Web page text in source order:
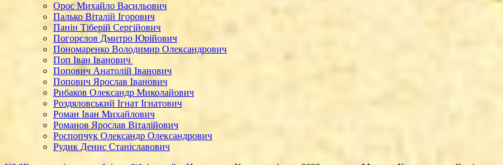
Орос Михайло Васильович
Палько Віталій Ігорович
Панін Тіберій Сергійович
Погорєлов Дмитро Юрійович
Пономаренко Володимир Олександрович
Поп Іван Іванович
Попович Анатолій Іванович
Попович Ярослав Іванович
Рибаков Олександр Миколайович
Роздяловський Ігнат Ігнатович
Роман Іван Михайлович
Романов Ярослав Віталійович
Роспопчук Олександр Олександрович
Рудик Денис Станіславович